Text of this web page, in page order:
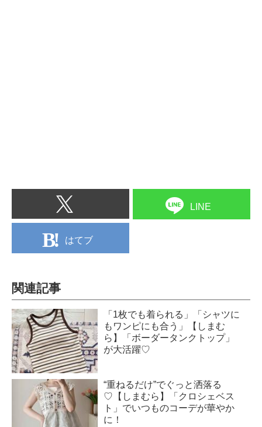
LINE
はてブ
関連記事
「1枚でも着られる」「シャツに
もワンピにも合う」【しまむ
ら】「ボーダータンクトップ」
が大活躍♡
“重ねるだけ”でぐっと洒落る
♡【しまむら】「クロシェベス
ト」でいつものコーデが華やか
に！